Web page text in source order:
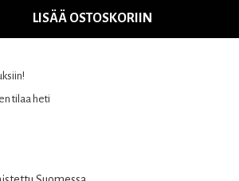
LISÄÄ OSTOSKORIIN
tilaa heti